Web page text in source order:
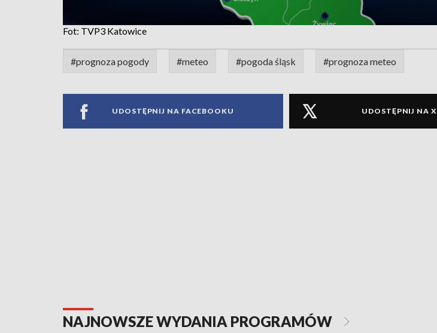
Fot: TVP3 Katowice
#prognoza pogody #meteo #pogoda śląsk #prognoza meteo
UDOSTĘPNIJ NA FACEBOOKU UDOSTĘPNIJ NA X
NAJNOWSZE WYDANIA PROGRAMÓW